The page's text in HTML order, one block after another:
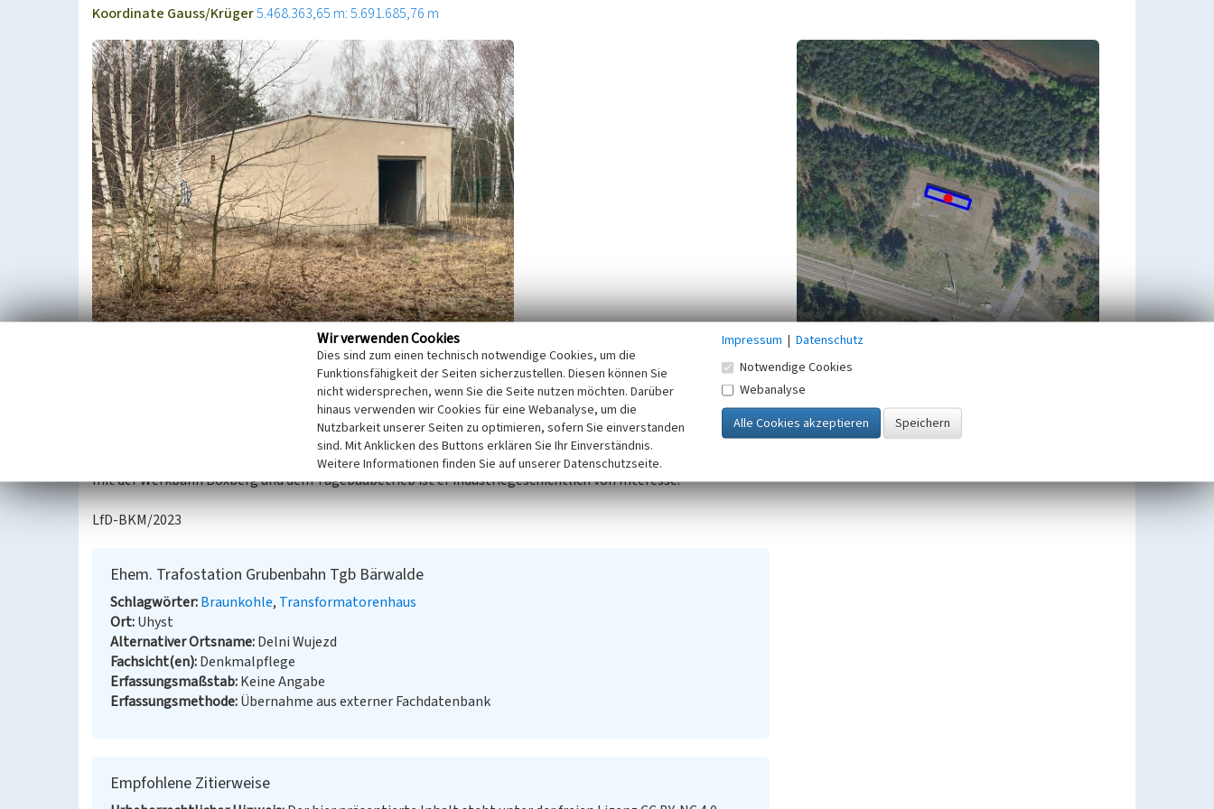
Koordinate Gauss/Krüger5.468.363,65 m: 5.691.685,76 m
Mit dem Fortschreiten des Tagebaues Bärwalde im Westfeld wurde um 1985 der Bereich an der Abzweigstelle
des Werksanschlusses zum Kraftwerk Boxberg - östliche Trasse - erreicht. Wohl mit dem Umbau auf die
Westtrasse und die veränderten Anschlussbedingungen an den Tagebau wurde der Bau errichtet, der heute
funktionslos ist. Es handelt sich um einen eingeschossigen Putzbau mit flachem Pultdach. Große Tür- bzw.
Toröffnungen lassen auf die frühere Nutzung schließen. Aufgrund seines augenscheinlichen Zusammenhangs
mit der Werkbahn Boxberg und dem Tagebaubetrieb ist er industriegeschichtlich von Interesse.
LfD-BKM/2023
Ehem. Trafostation Grubenbahn Tgb Bärwalde
Schlagwörter Braunkohle Transformatorenhaus
Ort Uhyst
Alternativer Ortsname Delni Wujezd
Fachsicht(en) Denkmalpflege
Erfassungsmaßstab Keine Angabe
Erfassungsmethode Übernahme aus externer Fachdatenbank
Empfohlene Zitierweise
Wir verwenden Cookies
Dies sind zum einen technisch notwendige Cookies, um die
Funktionsfähigkeit der Seiten sicherzustellen. Diesen können Sie
nicht widersprechen, wenn Sie die Seite nutzen möchten. Darüber
hinaus verwenden wir Cookies für eine Webanalyse, um die
Nutzbarkeit unserer Seiten zu optimieren, sofern Sie einverstanden
sind. Mit Anklicken des Buttons erklären Sie Ihr Einverständnis.
Weitere Informationen finden Sie auf unserer Datenschutzseite.
Impressum | Datenschutz
Notwendige Cookies
Webanalyse